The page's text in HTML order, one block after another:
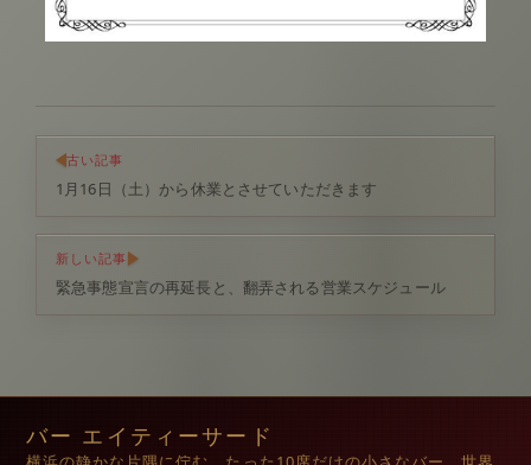
古い記事
1月16日（土）から休業とさせていただきます
新しい記事
緊急事態宣言の再延長と、翻弄される営業スケジュール
バー エイティーサード